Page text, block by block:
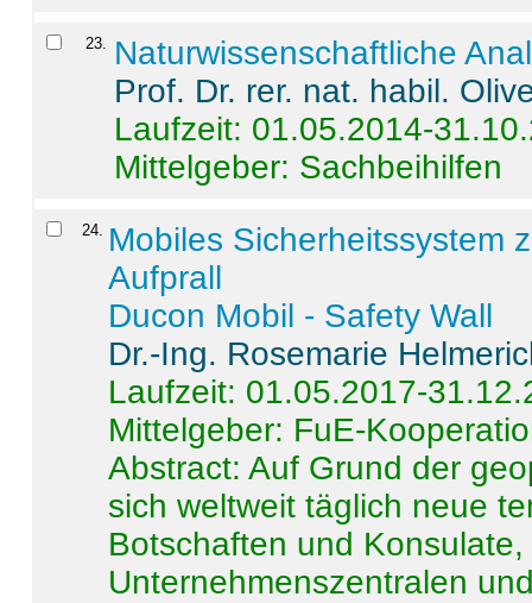
23. Naturwissenschaftliche
Prof. Dr. rer. nat. habil.
Laufzeit: 01.05.2014-
Mittelgeber: Sachbeihilfen
24. Mobiles Sicherheitssystem
Aufprall
Ducon Mobil - Safety Wall
Dr.-Ing. Rosemarie
Laufzeit: 01.05.2017-
Mittelgeber: FuE-
Abstract:Auf Grund der
sich weltweit täglich neue
Botschaften und
Unternehmenszentralen